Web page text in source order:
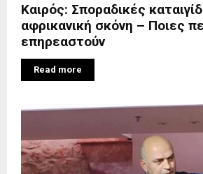
Καιρός: Σποραδικές
αφρικανική σκόνη – Ποιες
επηρεαστούν
Read more